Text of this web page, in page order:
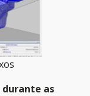
durante as